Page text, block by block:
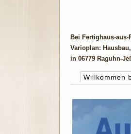
Bei Fertighaus-
Varioplan:
in 06779 Raguhn-
Willkommen